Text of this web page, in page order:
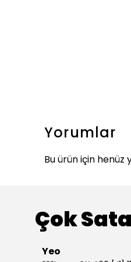
Yorumlar
Bu ürün için henüz
Çok
Yeo